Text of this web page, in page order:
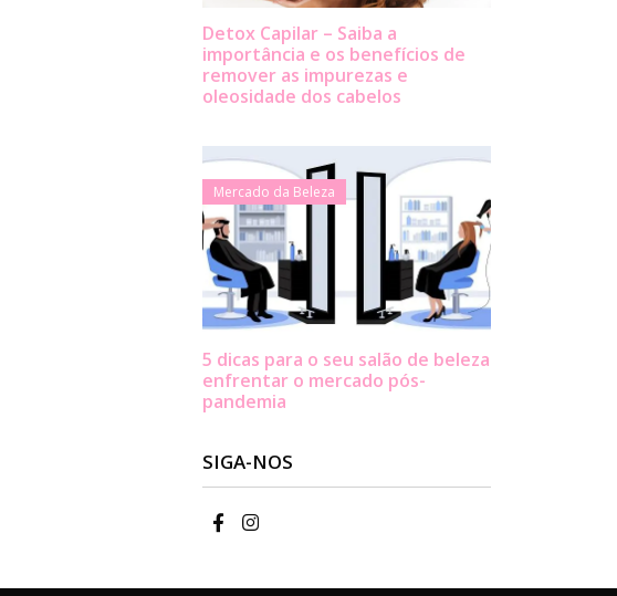
Detox Capilar – Saiba a
importância e os benefícios de
remover as impurezas e
oleosidade dos cabelos
Mercado da Beleza
5 dicas para o seu salão de beleza
enfrentar o mercado pós-
pandemia
SIGA-NOS